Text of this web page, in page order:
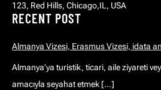
123, Red Hills, Chicago,IL, USA
RECENT POST
Almanya Vizesi, Erasmus Vizesi, idata
Almanya’ya turistik, ticari, aile ziyareti
amacıyla seyahat etmek […]